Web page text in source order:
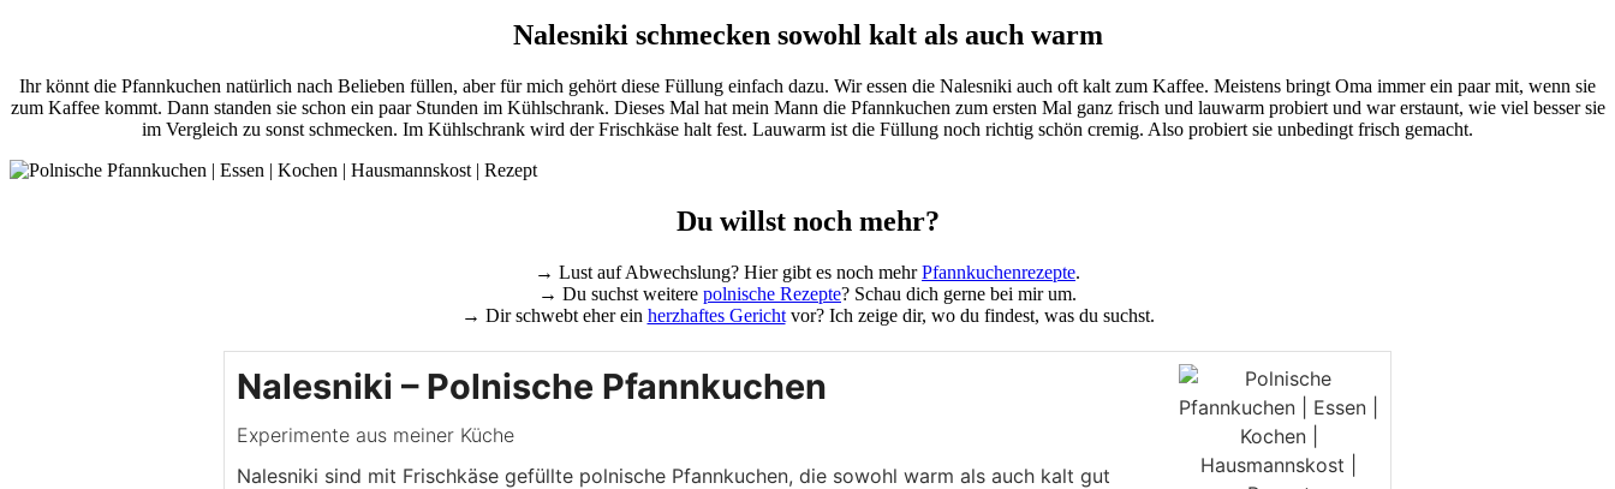
Nalesniki schmecken sowohl kalt als auch warm
Ihr könnt die Pfannkuchen natürlich nach Belieben füllen, aber für mich gehört diese Füllung einfach dazu. Wir essen die Nalesniki auch oft kalt zum Kaffee. Meistens bringt Oma immer ein paar mit, wenn sie
zum Kaffee kommt. Dann standen sie schon ein paar Stunden im Kühlschrank. Dieses Mal hat mein Mann die Pfannkuchen zum ersten Mal ganz frisch und lauwarm probiert und war erstaunt, wie viel besser sie
im Vergleich zu sonst schmecken. Im Kühlschrank wird der Frischkäse halt fest. Lauwarm ist die Füllung noch richtig schön cremig. Also probiert sie unbedingt frisch gemacht.
Du willst noch mehr?
→ Lust auf Abwechslung? Hier gibt es noch mehrPfannkuchenrezepte.
→ Du suchst weitere polnische Rezepte? Schau dich gerne bei mir um.
→ Dir schwebt eher ein herzhaftes Gerichtvor? Ich zeige dir, wo du findest, was du suchst.
Nalesniki – Polnische Pfannkuchen
Experimente aus meiner Küche
Nalesniki sind mit Frischkäse gefüllte polnische Pfannkuchen, die sowohl warm als auch kalt gut